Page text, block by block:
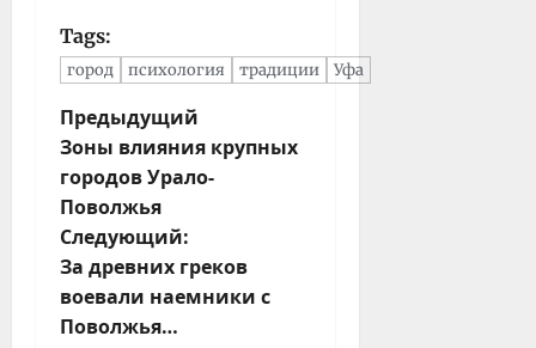
Tags:
город психология традиции Уфа
Н
а
в
и
г
а
ц
и
Предыдущий
Зоны влияния крупных
городов Урало-
Поволжья
Следующий:
За древних греков
воевали наемники с
Поволжья…